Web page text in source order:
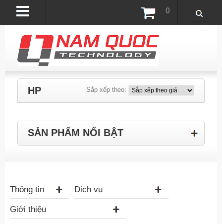
0
HP Sắp xếp theo:
SẢN PHẨM NỔI BẬT
Thông tin Dịch vụ
Giới thiệu